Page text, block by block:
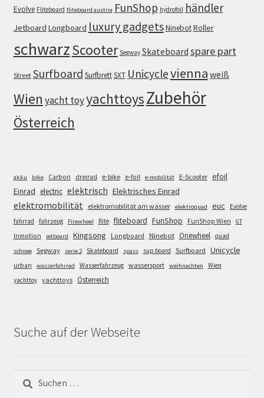
Evolve Fliteboard fliteboard austria FunShop hydrofoil händler
Jetboard Longboard luxury gadgetsNinebotRoller
schwarzScooter Segway Skateboard spare part
Street Surfboard SurfbrettSXT Unicyclevienna weiß
Wien yacht toyyachttoysZubehör
Österreich
akku bike Carbon dreirad e-bike e-foil e-mobilität E-Scooter efoil
Einrad electric elektrisch Elektrisches Einrad
elektromobilität elektromobilität am wasser elektroquad euc
Evolve
fahrrad
fahrzeug Firewheel flite fliteboard FunShop FunShop Wien GT
Inmotion jetboard Kingsong Longboard Ninebot Onewheel quad
schnee Segway serie 2 Skateboard spass sup board Surfboard Unicycle
urban wasserfahrrad Wasserfahrzeug wassersport weihnachten
Wien
yachttoy yachttoys Österreich
Suche auf der Webseite
Suchen
nach: